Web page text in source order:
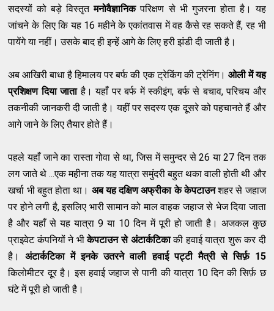
सदस्यों को बड़े विस्तृतमनोवैज्ञानिकपरिक्षण से भी गुजरना होता है। यह
जांचने के लिए कि यह 16 महीने के एकांतवास में वह कैसे रह सकते हैं, रह भी
पायेंगे या नहीं। उसके बाद ही इन्हें आगे के लिए हरी झंडी दी जाती है।
अब आखिरी बाधा है हिमालय पर बर्फ की एक ट्रेकिंग की ट्रेनिंग। ओली में यह
प्रशिक्षण दिया जाताहै। यहाँ पर बर्फ में स्कीइंग, बर्फ से बचाव, परिचय और
तकनीकी जानकरी दी जाती है। यहीं पर सदस्य एक दूसरे को पहचानते हैं और
आगे जाने के लिए तैयार होते हैं।
पहले यहाँ जाने का रास्ता गोवा से था, जिस में समुन्दर से 26 या 27 दिन तक
लग जाते थे ...एक महीना तक यह यात्रा समुंदरी बहुत थका वाली होती थी और
खर्चा भी बहुत होता था। अब यह दक्षिण अफ्रीका के केपटाउनशहर से जहाज
पर होने लगी है, इसलिए भारी सामान को माल वाहक जहाज से भेज दिया जाता
है और यहाँ से यह यात्रा 9 या 10 दिन में पूरी हो जाती है। अजकल कुछ
प्राइवेट कंपनियों ने भीकेपटाउनसे अंटार्कटिकाकी हवाई यात्रा शुरू कर दी
है।अंटार्कटिकामें इनके उतरने वाली हवाई पट्टी मैत्री से सिर्फ़ 15
किलोमीटर दूर है। इस हवाई जहाज से पानी की यात्रा 10 दिन की सिर्फ़ छ
घंटे में पूरी हो जाती है।